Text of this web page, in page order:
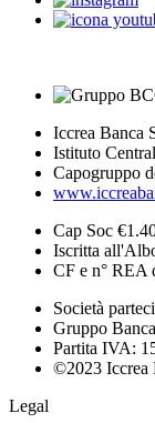
Iccrea Banca
Istituto
Capogruppo
Cap Soc
Iscritta
CF e n° REA
Società
Gruppo
Partita IVA:
©2023 Iccrea
Legal